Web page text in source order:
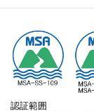
認証範囲